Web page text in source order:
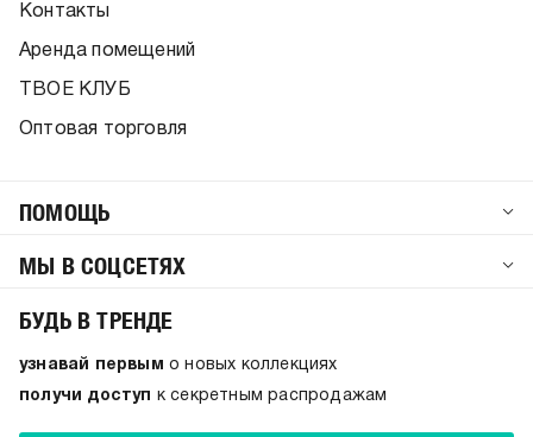
Контакты
Аренда помещений
ТВОЕ КЛУБ
Оптовая торговля
ПОМОЩЬ
МЫ В СОЦСЕТЯХ
БУДЬ В ТРЕНДЕ
узнавай первым о новых коллекциях
получи доступ
к секретным распродажам